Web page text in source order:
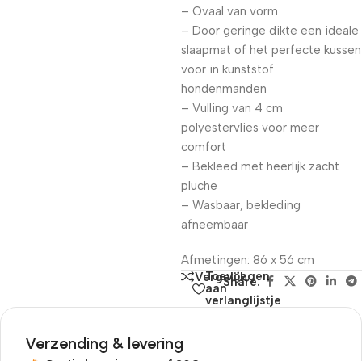
– Ovaal van vorm
– Door geringe dikte een ideale
slaapmat of het perfecte kussen
voor in kunststof
hondenmanden
– Vulling van 4 cm
polyestervlies voor meer
comfort
– Bekleed met heerlijk zacht
pluche
– Wasbaar, bekleding
afneembaar
Afmetingen: 86 x 56 cm
Vergelijk
Toevoegen
aan
verlanglijstje
Share:
Verzending & levering